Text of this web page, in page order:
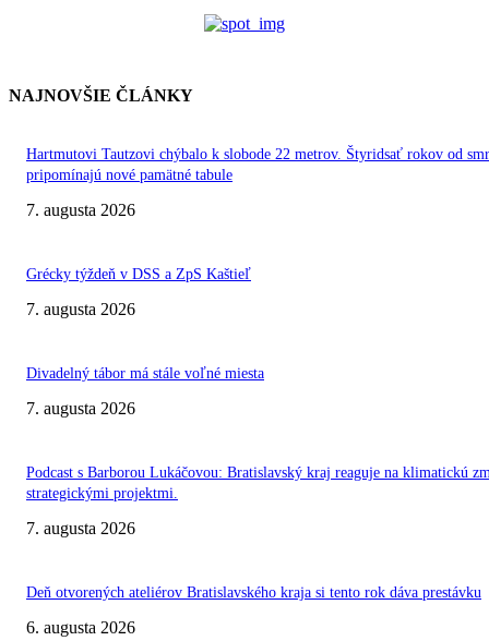
NAJNOVŠIE ČLÁNKY
Hartmutovi Tautzovi chýbalo k slobode 22 metrov. Štyridsať rokov od
pripomínajú nové pamätné tabule
7. augusta 2026
Grécky týždeň v DSS a ZpS Kaštieľ
7. augusta 2026
Divadelný tábor má stále voľné miesta
7. augusta 2026
Podcast s Barborou Lukáčovou: Bratislavský kraj reaguje na klimatickú
strategickými projektmi.
7. augusta 2026
Deň otvorených ateliérov Bratislavského kraja si tento rok dáva prestávku
6. augusta 2026